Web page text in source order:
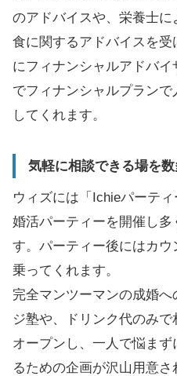
のアドバイスや、栄養士
食に関するアドバイスを
にフィナンシャルアドバ
でフィナンシャルプラン
してくれます。
気軽に相談できる場を
ウィズには「Ichieパーテ
婚活パーティーを開催し多
す。パーティー後にはカ
乗ってくれます。
完全マンツーマンの成婚
ジ塾や、ドリンク代のみ
オープンし、一人で悩ま
るための企画が沢山用意さ